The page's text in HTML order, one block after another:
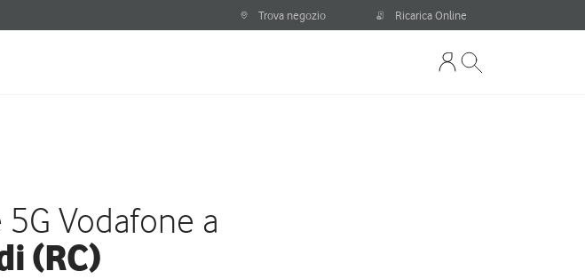
Trova negozio Ricarica Online
Vodafone a
(RC)